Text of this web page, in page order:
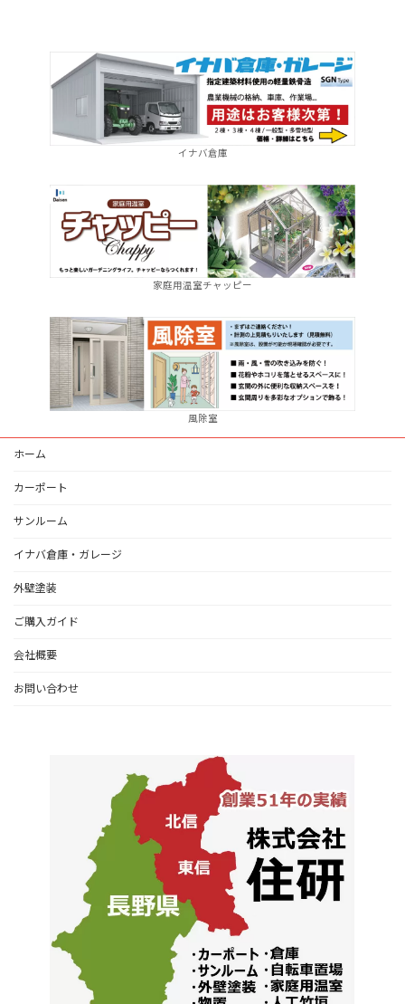
イナバ倉庫
家庭用温室チャッピー
風除室
ホーム
カーポート
サンルーム
イナバ倉庫・ガレージ
外壁塗装
ご購入ガイド
会社概要
お問い合わせ